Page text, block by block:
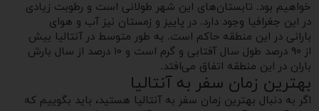
خواهیم بود. تابستان‌های این شهر طولانی است و رطوبت زیادی
در این جغرافیا وجود دارد. در پاییز و زمستان نیز آب و هوای
بارانی در این منطقه حاکم است. به طور متوسط در آنتالیا بیش
از ۹۰ درصد طول سال آفتابی و گرم است و ۱۰ درصد از سال بارش
باران در این منطقه اتفاق می‌افتد.
بهترین زمان سفر به آنتالیا
اگر به دنبال بهترین زمان سفر به آنتالیا هستید، باید بگوییم که